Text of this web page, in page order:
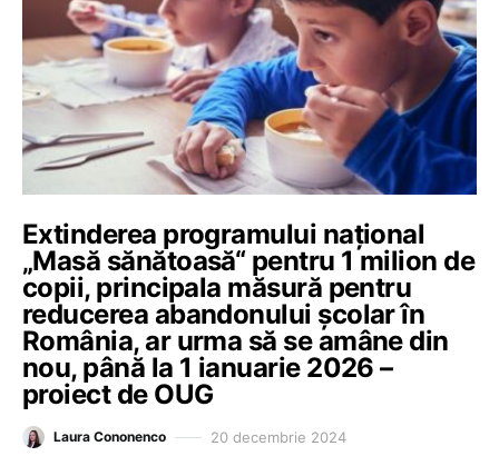
Extinderea programului național
„Masă sănătoasă“ pentru 1 milion de
copii, principala măsură pentru
reducerea abandonului școlar în
România, ar urma să se amâne din
nou, până la 1 ianuarie 2026 –
proiect de OUG
Laura Cononenco 20 decembrie 2024